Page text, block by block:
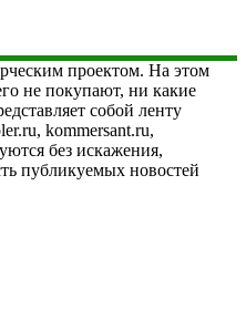
проектом. На этом
не покупают, ни какие
собой ленту
kommersant.ru,
без искажения,
публикуемых новостей